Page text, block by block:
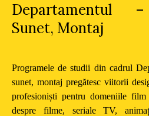
Departamentul
Sunet, Montaj
Programele de studii din cadrul
sunet, montaj pregătesc viitorii
profesioniști pentru domeniile
despre filme, seriale TV,